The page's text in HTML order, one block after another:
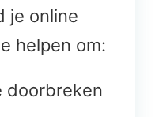
je online
helpen om:
doorbreken